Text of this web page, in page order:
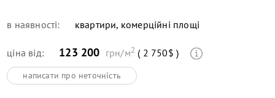
в наявності: квартири, комерційні площі
ціна від: 123 200 грн/м2 ( 2 750$ )
написати про неточність